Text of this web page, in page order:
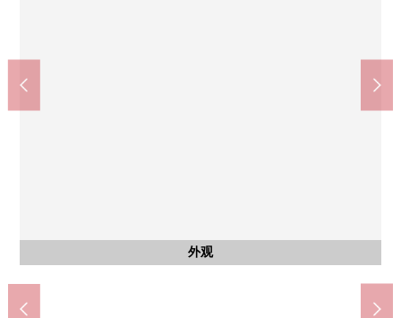
外观
外观
外观
含有前面道路的外观
含有前面道路的外观
含有前面道路的外观
EQVo！福冈商店(约640m)
冈崎市立上地小学(约1940m)
冈崎市立福冈中学(约1010m)